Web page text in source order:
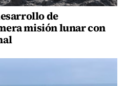
de
misión lunar con